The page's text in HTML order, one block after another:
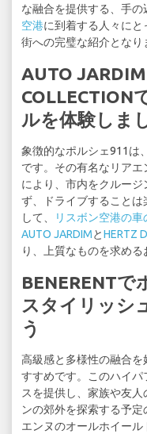
な融合を提供する、手の
空港に到着する人々に
街への完璧な紹介となり
AUTO
COLLECTION
ルを体験しま
象徴的なポルシェ911は
です。その有名なリア
により、市内をクルー
ず、ドライブすることは
して、
リスボン空港の
AUTO JARDIMとHERTZ
り、上質なものを求める
BENERENT
スタイリッシ
う
高級感と多様性の融合
すすめです。このハイパ
スを提供し、家族や友
ンの郊外を探索する予
エンヌのオールホイー